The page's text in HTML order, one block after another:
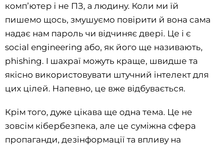
комп’ютер і не ПЗ, а людину. Коли ми їй
пишемо щось, змушуємо повірити й вона сама
надає нам пароль чи відчиняє двері. Це і є
social engineering або, як його ще називають,
phishing. І шахраї можуть краще, швидше та
якісно використовувати штучний інтелект для
цих цілей. Напевно, це вже відбувається.
Крім того, дуже цікава ще одна тема. Це не
зовсім кібербезпека, але це суміжна сфера
пропаганди, дезінформації та впливу на